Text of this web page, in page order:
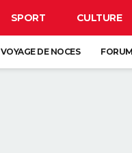
SPORT CULTURE
VOYAGE DE NOCES FORUM